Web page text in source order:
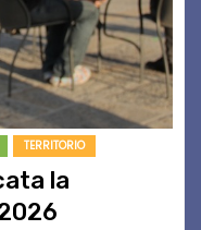
TERRITORIO
la